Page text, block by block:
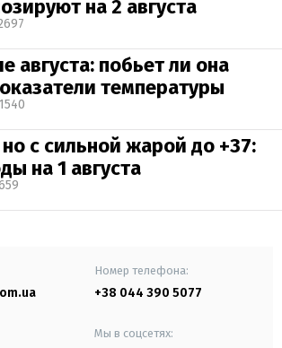
на 2 августа
августа: побьет ли она
температуры
1540
с сильной жарой до +37:
на 1 августа
Номер телефона:
+38 044 390 5077
Мы в соцсетях: